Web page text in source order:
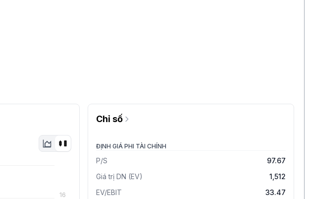
16
Chỉ số
ĐỊNH GIÁ PHI TÀI CHÍNH
P/S
97.67
Giá trị DN (EV)
1,512
EV/EBIT
33.47